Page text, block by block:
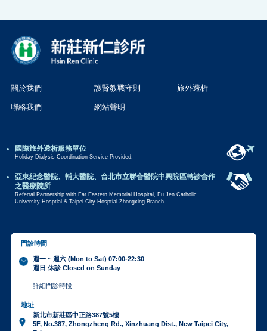
關於我們 護腎教戰守則 旅外透析
聯絡我們 網站聲明
國際旅外透析服務單位
Holiday Dialysis Coordination Service Provided.
亞東紀念醫院、輔大醫院、台北市立聯合醫院中興院區轉診合作
之醫療院所
Referral Partnership with Far Eastern Memorial Hospital, Fu Jen Catholic
University Hosptial & Taipei City Hosptial Zhongxing Branch.
門診時間
週一 ~ 週六 (Mon to Sat) 07:00-22:30
週日 休診 Closed on Sunday
詳細門診時段
地址
新北市新莊區中正路387號5樓
5F, No.387, Zhongzheng Rd., Xinzhuang Dist., New Taipei City,